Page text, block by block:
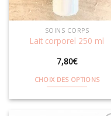
sur
la
page
du
produit
SOINS CORPS
Lait corporel 250 ml
7,80€
CHOIX DES OPTIONS